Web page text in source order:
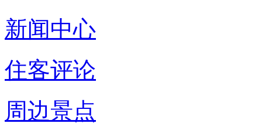
新闻中心
住客评论
周边景点